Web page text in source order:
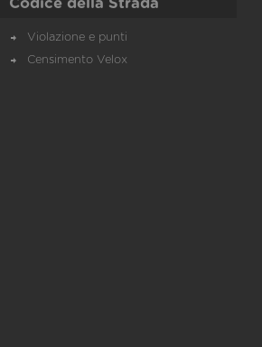
Codice della Strada
Violazione e punti
Censimento Velox